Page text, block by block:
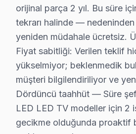
Yazılım/Firmware
Fiyatları etkileyen unsurlar
Ataşehir'de Sanyo Servis
Ataşehir bölgesinde Fabrika
Yapılan anketler,
Sonuç olarak, Ataşehir'de
orijinal parça 2 yıl. Bu süre
tekrarı halinde — nedeninden
yeniden müdahale ücretsiz.
Fiyat sabitliği: Verilen teklif
yükselmiyor; beklenmedik
müşteri bilgilendiriliyor ve
Dördüncü taahhüt — Süre
LED LED TV modeller için 2
gecikme olduğunda proaktif